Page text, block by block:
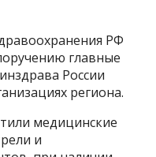
РФ
главные
России
региона.
медицинские
и